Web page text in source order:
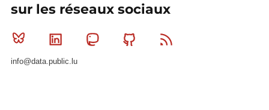
sur les réseaux sociaux
Bluesky Linkedin MastodonGithub
info@data.public.lu